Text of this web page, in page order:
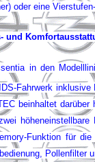
oder eine
und
in den
Fahrwerk inklusive
beinhaltet
Funktion für
Pollenfilter